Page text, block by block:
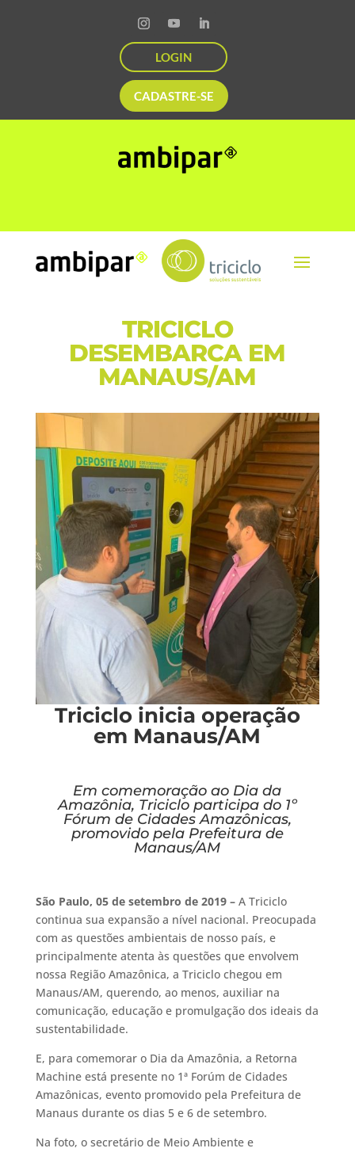
LOGIN
CADASTRE-SE
TRICICLO
DESEMBARCA EM
MANAUS/AM
Triciclo inicia operação
em Manaus/AM
Em comemoração ao Dia da
Amazônia, Triciclo participa do 1º
Fórum de Cidades Amazônicas,
promovido pela Prefeitura de
Manaus/AM
São Paulo, 05 de setembro de 2019 – A Triciclo
continua sua expansão a nível nacional. Preocupada
com as questões ambientais de nosso país, e
principalmente atenta às questões que envolvem
nossa Região Amazônica, a Triciclo chegou em
Manaus/AM, querendo, ao menos, auxiliar na
comunicação, educação e promulgação dos ideais da
sustentabilidade.
E, para comemorar o Dia da Amazônia, a Retorna
Machine está presente no 1ª Forúm de Cidades
Amazônicas, evento promovido pela Prefeitura de
Manaus durante os dias 5 e 6 de setembro.
Na foto, o secretário de Meio Ambiente e